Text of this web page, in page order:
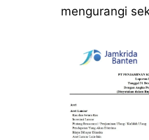
mengurangi